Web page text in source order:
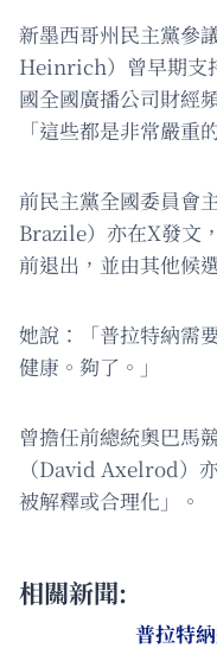
新墨西哥州民主黨參
Heinrich）曾早期支
國全國廣播公司財經
「這些都是非常嚴重
前民主黨全國委員會
Brazile）亦在X發文
前退出，並由其他候
她說：「普拉特納需
健康。夠了。」
曾擔任前總統奧巴馬
（David Axelrod）
被解釋或合理化」。
相關新聞:
普拉特